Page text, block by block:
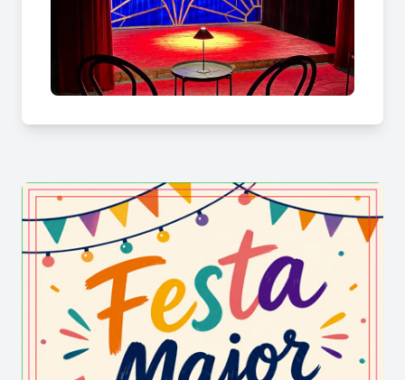
durant molt temps. Una casa enigmàtica i màgica
com cap altra.
Un espai únic: +1.500m2
Bar de La Casa dels Àngels
La Casa dels Àngels també té un bar situat a les
antigues porqueres de la casa i compta amb una
terrassa de tres-cents metres, per poder
prendre-hi refrigeris i sopars durant el cap de
setmana. Un espai preciós per poder gaudir d’una
carta basada en tapes i entrepans gastronòmics.